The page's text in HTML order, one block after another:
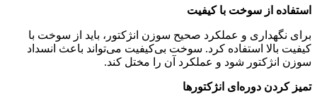
استفاده از سوخت با کیفیت
برای نگهداری و عملکرد صحیح سوزن انژکتور، باید از سوخت با
کیفیت بالا استفاده کرد. سوخت بی‌کیفیت می‌تواند باعث انسداد
سوزن انژکتور شود و عملکرد آن را مختل کند.
تمیز کردن دوره‌ای انژکتورها